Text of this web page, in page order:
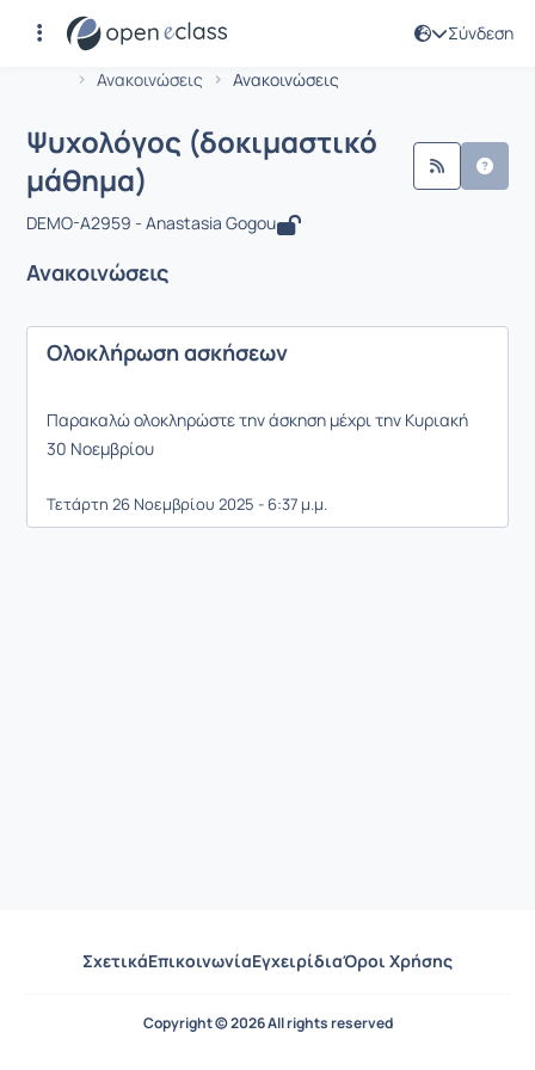
Σύνδεση
Αρχική Σελίδα
Ανακοινώσεις
Ανακοινώσεις
Μάθημα : Ψυχολόγος (δοκιμαστικό
Ψυχολόγος (δοκιμαστικό
μάθημα)
DEMO-A2959 - Anastasia Gogou
Ανακοινώσεις
Ολοκλήρωση ασκήσεων
Παρακαλώ ολοκληρώστε την άσκηση μέχρι την Κυριακή
30 Νοεμβρίου
Τετάρτη 26 Νοεμβρίου 2025 - 6:37 μ.μ.
ΣχετικάΕπικοινωνίαΕγχειρίδιαΌροι Χρήσης
Copyright © 2026 All rights reserved